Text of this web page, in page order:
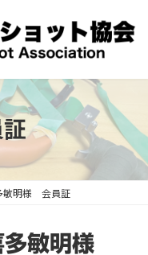
敏明様 会員証
敏明様